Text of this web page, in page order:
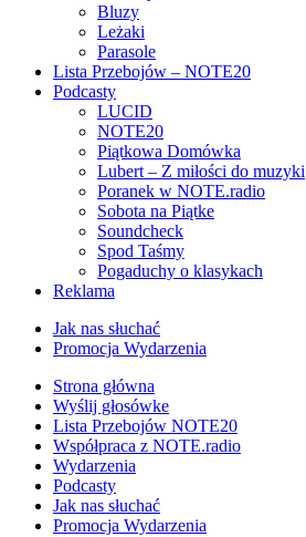
Bluzy
Leżaki
Parasole
Lista Przebojów – NOTE20
Podcasty
LUCID
NOTE20
Piątkowa Domówka
Lubert – Z miłości do muzyki
Poranek w NOTE.radio
Sobota na Piątke
Soundcheck
Spod Taśmy
Pogaduchy o klasykach
Reklama
Jak nas słuchać
Promocja Wydarzenia
Strona główna
Wyślij głosówke
Lista Przebojów NOTE20
Współpraca z NOTE.radio
Wydarzenia
Podcasty
Jak nas słuchać
Promocja Wydarzenia